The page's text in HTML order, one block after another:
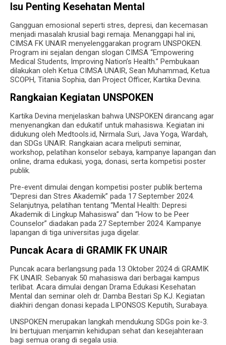
Isu Penting Kesehatan Mental
Gangguan emosional seperti stres, depresi, dan kecemasan
menjadi masalah krusial bagi remaja. Menanggapi hal ini,
CIMSA FK UNAIR menyelenggarakan program UNSPOKEN.
Program ini sejalan dengan slogan CIMSA “Empowering
Medical Students, Improving Nation’s Health.” Pembukaan
dilakukan oleh Ketua CIMSA UNAIR, Sean Muhammad, Ketua
SCOPH, Titania Sophia, dan Project Officer, Kartika Devina.
Rangkaian Kegiatan UNSPOKEN
Kartika Devina menjelaskan bahwa UNSPOKEN dirancang agar
menyenangkan dan edukatif untuk mahasiswa. Kegiatan ini
didukung oleh Medtools.id, Nirmala Suri, Java Yoga, Wardah,
dan SDGs UNAIR. Rangkaian acara meliputi seminar,
workshop, pelatihan konselor sebaya, kampanye lapangan dan
online, drama edukasi, yoga, donasi, serta kompetisi poster
publik.
Pre-event dimulai dengan kompetisi poster publik bertema
“Depresi dan Stres Akademik” pada 17 September 2024.
Selanjutnya, pelatihan tentang “Mental Health: Depresi
Akademik di Lingkup Mahasiswa” dan “How to be Peer
Counselor” diadakan pada 27 September 2024. Kampanye
lapangan di tiga universitas juga digelar.
Puncak Acara di GRAMIK FK UNAIR
Puncak acara berlangsung pada 13 Oktober 2024 di GRAMIK
FK UNAIR. Sebanyak 50 mahasiswa dari berbagai kampus
terlibat. Acara dimulai dengan Drama Edukasi Kesehatan
Mental dan seminar oleh dr. Damba Bestari Sp KJ. Kegiatan
diakhiri dengan donasi kepada LIPONSOS Keputih, Surabaya.
UNSPOKEN merupakan langkah mendukung SDGs poin ke-3.
Ini bertujuan menjamin kehidupan sehat dan kesejahteraan
bagi semua orang di segala usia.